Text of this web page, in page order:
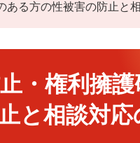
る方の性被害の防止と
・権利擁護
と相談対応